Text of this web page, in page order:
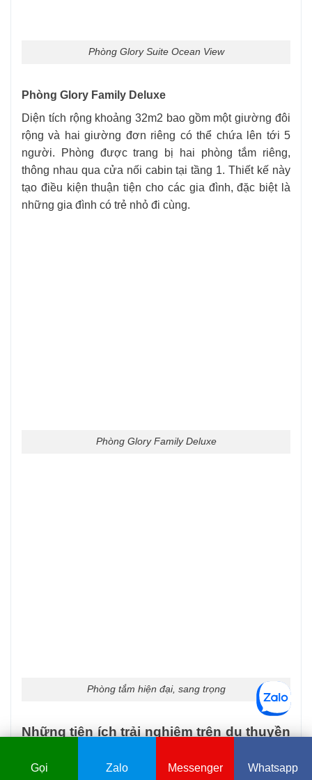
Phòng Glory Suite Ocean View
Phòng Glory Family Deluxe
Diện tích rộng khoảng 32m2 bao gồm một giường đôi
rộng và hai giường đơn riêng có thể chứa lên tới 5
người. Phòng được trang bị hai phòng tắm riêng,
thông nhau qua cửa nối cabin tại tầng 1. Thiết kế này
tạo điều kiện thuận tiện cho các gia đình, đặc biệt là
những gia đình có trẻ nhỏ đi cùng.
Phòng Glory Family Deluxe
Phòng tắm hiện đại, sang trọng
Những tiện ích trải nghiệm trên du thuyền
Nhà hàng sang trọng
Gọi Zalo Messenger Whatsapp